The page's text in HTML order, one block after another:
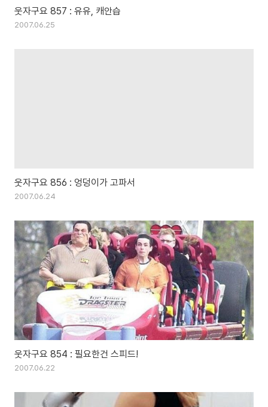
웃자구요 857 : 유유, 캐안습
2007.06.25
웃자구요 856 : 엉덩이가 고파서
2007.06.24
웃자구요 854 : 필요한건 스피드!
2007.06.22